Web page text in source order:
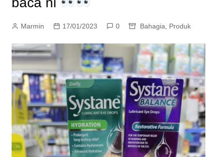
Marmin 17/01/2023 0 Bahagia Produk